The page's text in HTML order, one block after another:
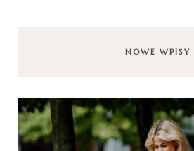
NOWE WPISY